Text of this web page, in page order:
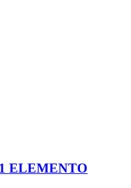
ELEMENTO